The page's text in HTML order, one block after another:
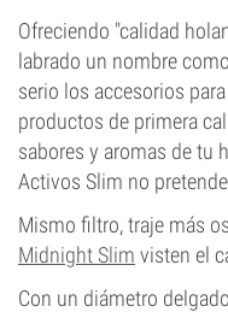
Ofreciendo "calidad
labrado un nombre
serio los accesorios
productos de primera
sabores y aromas de tu
Activos Slim no
Mismo filtro, traje más
Midnight Slim visten el
Con un diámetro